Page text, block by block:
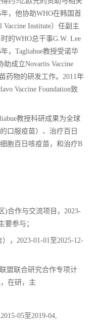
，他协助WHO在韩国首
Institute）任副主
的WHO总干事G.W. Lee
，Tagliabue教授受诺华
成立Novartis Vaccine
药物的研发工作。2011年
Vaccine Foundation致
教授科研成果为全球
口服疫苗）、治疗百日
胞百日咳疫苗，和治疗B
)合作与交流项目，2023-
要参与；
，2023-01-01至2025-12-
盟联合研究合作专项计
在研，主
05至2019-04,